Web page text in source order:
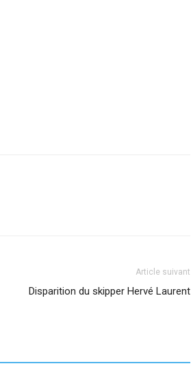
Article suivant
Disparition du skipper Hervé Laurent